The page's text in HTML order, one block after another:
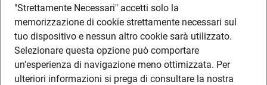
"Strettamente Necessari" accetti solo la
memorizzazione di cookie strettamente necessari sul
tuo dispositivo e nessun altro cookie sarà utilizzato.
Selezionare questa opzione può comportare
un'esperienza di navigazione meno ottimizzata. Per
ulteriori informazioni si prega di consultare la nostra